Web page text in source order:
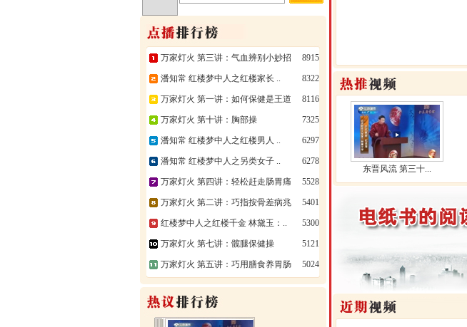
万家灯火 第三讲：气血辨别小妙招 8915
潘知常 红楼梦中人之红楼家长 .. 8322
万家灯火 第一讲：如何保健是王道 8116
万家灯火 第十讲：胸部操 7325
潘知常 红楼梦中人之红楼男人 .. 6297
潘知常 红楼梦中人之另类女子 .. 6278
万家灯火 第四讲：轻松赶走肠胃痛 5528
万家灯火 第二讲：巧指按骨差病兆 5401
红楼梦中人之红楼千金 林黛玉：.. 5300
万家灯火 第七讲：髋腿保健操 5121
万家灯火 第五讲：巧用膳食养胃肠 5024
东晋风流 第三十...